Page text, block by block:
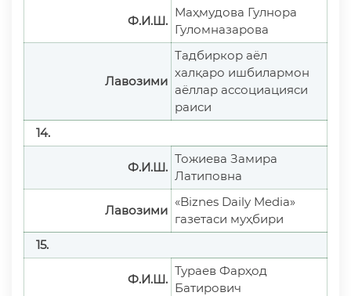
Ф.И.Ш.
Маҳмудова Гулнора
Гуломназарова
Лавозими
Тадбиркор аёл
халқаро ишбилармон
аёллар ассоциацияси
раиси
14.
Ф.И.Ш.
Тожиева Замира
Латиповна
Лавозими
«Biznes Daily Media»
газетаси муҳбири
15.
Ф.И.Ш.
Тураев Фарҳод
Батирович